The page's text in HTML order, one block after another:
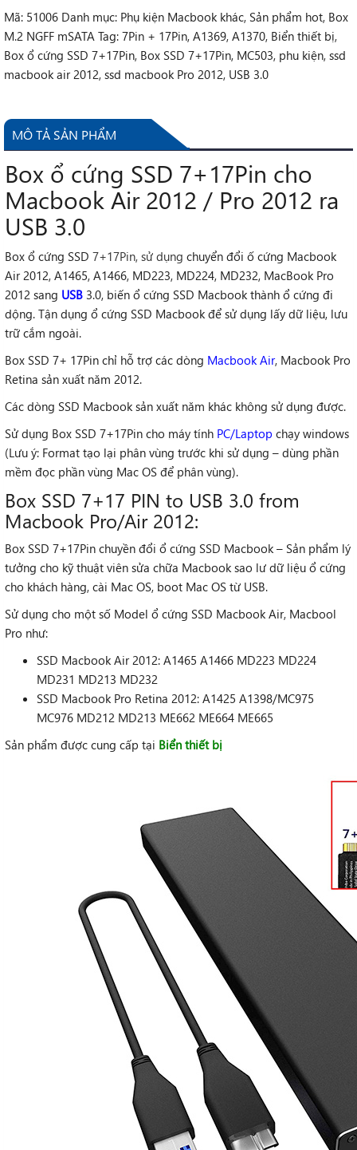
Mã: 51006 Danh mục: Phụ kiện Macbook khác, Sản phẩm hot, Box
M.2 NGFF mSATA Tag: 7Pin + 17Pin, A1369, A1370, Biển thiết bị,
Box ổ cứng SSD 7+17Pin, Box SSD 7+17Pin, MC503, phu kiện, ssd
macbook air 2012, ssd macbook Pro 2012, USB 3.0
MÔ TẢ SẢN PHẨM
Box ổ cứng SSD 7+17Pin cho
Macbook Air 2012 / Pro 2012 ra
USB 3.0
Box ổ cứng SSD 7+17Pin, sử dụng chuyển đổi ố cứng Macbook
Air 2012, A1465, A1466, MD223, MD224, MD232, MacBook Pro
2012 sang USB 3.0, biến ổ cứng SSD Macbook thành ổ cứng đi
dộng. Tận dụng ổ cứng SSD Macbook để sử dụng lấy dữ liệu, lưu
trữ cắm ngoài.
Box SSD 7+ 17Pin chỉ hỗ trợ các dòng Macbook Air, Macbook Pro
Retina sản xuất năm 2012.
Các dòng SSD Macbook sản xuất năm khác không sử dụng được.
Sử dụng Box SSD 7+17Pin cho máy tính PC/Laptop chạy windows
(Lưu ý: Format tạo lại phân vùng trước khi sử dụng – dùng phần
mềm đọc phần vùng Mac OS để phân vùng).
Box SSD 7+17 PIN to USB 3.0 from
Macbook Pro/Air 2012:
Box SSD 7+17Pin chuyền đổi ổ cứng SSD Macbook – Sản phẩm lý
tưởng cho kỹ thuật viên sửa chữa Macbook sao lư dữ liệu ổ cứng
cho khách hàng, cài Mac OS, boot Mac OS từ USB.
Sử dụng cho một số Model ổ cứng SSD Macbook Air, Macbool
Pro như:
SSD Macbook Air 2012: A1465 A1466 MD223 MD224
MD231 MD213 MD232
SSD Macbook Pro Retina 2012: A1425 A1398/MC975
MC976 MD212 MD213 ME662 ME664 ME665
Sản phẩm được cung cấp tại Biển thiết bị